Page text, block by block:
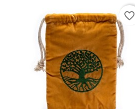
favorite_border